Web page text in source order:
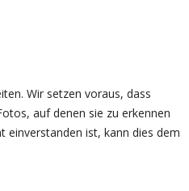
Wir setzen voraus, dass
auf denen sie zu erkennen
einverstanden ist, kann dies dem